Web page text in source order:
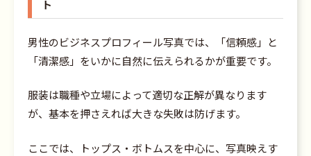
ト
男性のビジネスプロフィール写真では、「信頼感」と
「清潔感」をいかに自然に伝えられるかが重要です。
服装は職種や立場によって適切な正解が異なります
が、基本を押さえれば大きな失敗は防げます。
ここでは、トップス・ボトムスを中心に、写真映えす